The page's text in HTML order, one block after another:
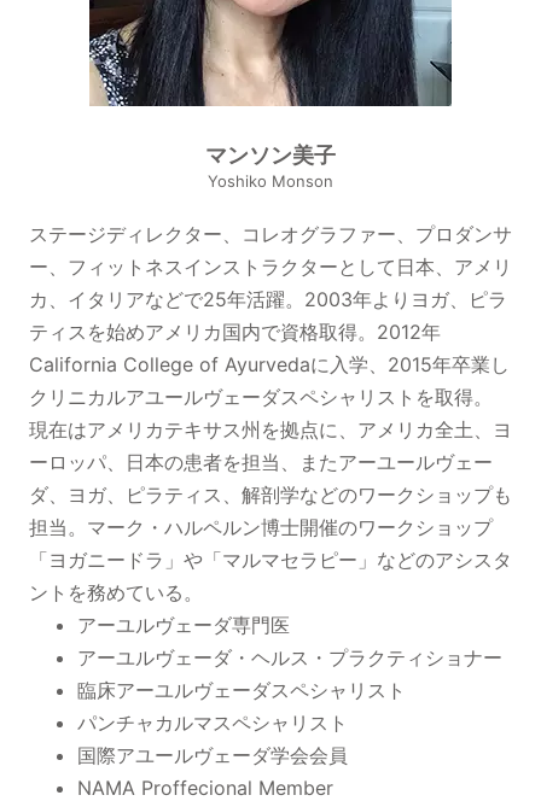
マンソン美子
Yoshiko Monson
ステージディレクター、コレオグラファー、プロダンサ
ー、フィットネスインストラクターとして⽇本、アメリ
カ、イタリアなどで25年活躍。2003年よりヨガ、ピラ
ティスを始めアメリカ国内で資格取得。2012年
California College of Ayurvedaに⼊学、2015年卒業し
クリニカルアユールヴェーダスペシャリストを取得。
現在はアメリカテキサス州を拠点に、アメリカ全⼟、ヨ
ーロッパ、⽇本の患者を担当、またアーユールヴェー
ダ、ヨガ、ピラティス、解剖学などのワークショップも
担当。マーク・ハルペルン博⼠開催のワークショップ
「ヨガニードラ」や「マルマセラピー」などのアシスタ
ントを務めている。
アーユルヴェーダ専⾨医
アーユルヴェーダ・ヘルス・プラクティショナー
臨床アーユルヴェーダスペシャリスト
パンチャカルマスペシャリスト
国際アユールヴェーダ学会会員
NAMA Proffecional Member